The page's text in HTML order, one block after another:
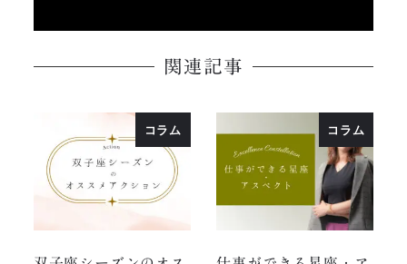
関連記事
コラム コラム